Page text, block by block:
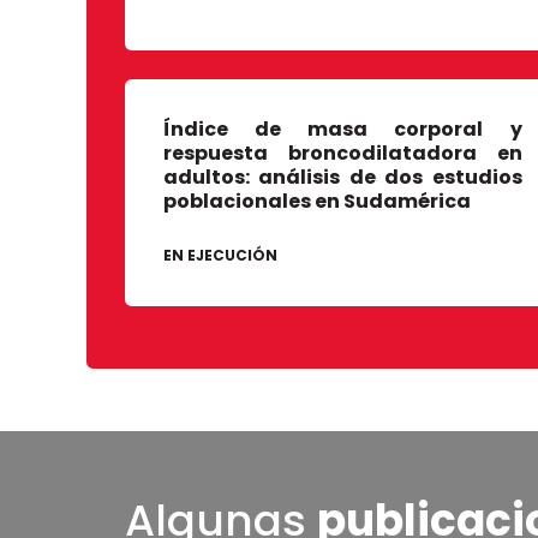
Índice de masa corporal y
respuesta broncodilatadora en
adultos: análisis de dos estudios
poblacionales en Sudamérica
EN EJECUCIÓN
Algunas